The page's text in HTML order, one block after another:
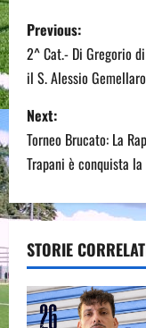
P
o
s
t
n
a
v
i
Previous:
2^ Cat.- Di Gregorio
il S. Alessio Gemellaro
Next:
Torneo Brucato: La
Trapani è conquista
STORIE